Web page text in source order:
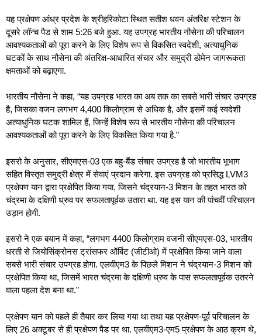
यह प्रक्षेपण आंध्र प्रदेश के श्रीहरिकोटा स्थित सतीश धवन अंतरिक्ष स्टेशन के
दूसरे लॉन्च पैड से शाम 5:26 बजे हुआ. यह उपग्रह भारतीय नौसेना की परिचालन
आवश्यकताओं को पूरा करने के लिए विशेष रूप से विकसित स्वदेशी, अत्याधुनिक
घटकों के साथ नौसेना की अंतरिक्ष-आधारित संचार और समुद्री डोमेन जागरूकता
क्षमताओं को बढ़ाएगा.
भारतीय नौसेना ने कहा, “यह उपग्रह भारत का अब तक का सबसे भारी संचार उपग्रह
है, जिसका वजन लगभग 4,400 किलोग्राम से अधिक है, और इसमें कई स्वदेशी
अत्याधुनिक घटक शामिल हैं, जिन्हें विशेष रूप से भारतीय नौसेना की परिचालन
आवश्यकताओं को पूरा करने के लिए विकसित किया गया है.”
इसरो के अनुसार, सीएमएस-03 एक बहु-बैंड संचार उपग्रह है जो भारतीय भूभाग
सहित विस्तृत समुद्री क्षेत्र में सेवाएं प्रदान करेगा. इस उपग्रह को प्रसिद्ध LVM3
प्रक्षेपण यान द्वारा प्रक्षेपित किया गया, जिसने चंद्रयान-3 मिशन के तहत भारत को
चंद्रमा के दक्षिणी ध्रुव पर सफलतापूर्वक उतारा था. यह इस यान की पांचवीं परिचालन
उड़ान होगी.
इसरो ने एक बयान में कहा, “लगभग 4400 किलोग्राम वजनी सीएमएस-03, भारतीय
धरती से जियोसिंक्रोनस ट्रांसफर ऑर्बिट (जीटीओ) में प्रक्षेपित किया जाने वाला
सबसे भारी संचार उपग्रह होगा. एलवीएम3 के पिछले मिशन ने चंद्रयान-3 मिशन को
प्रक्षेपित किया था, जिसमें भारत चंद्रमा के दक्षिणी ध्रुव के पास सफलतापूर्वक उतरने
वाला पहला देश बना था.”
प्रक्षेपण यान को पहले ही तैयार कर लिया गया था तथा यह प्रक्षेपण-पूर्व परिचालन के
लिए 26 अक्टूबर से ही प्रक्षेपण पैड पर था. एलवीएम3-एम5 प्रक्षेपण के आठ क्रम थे,